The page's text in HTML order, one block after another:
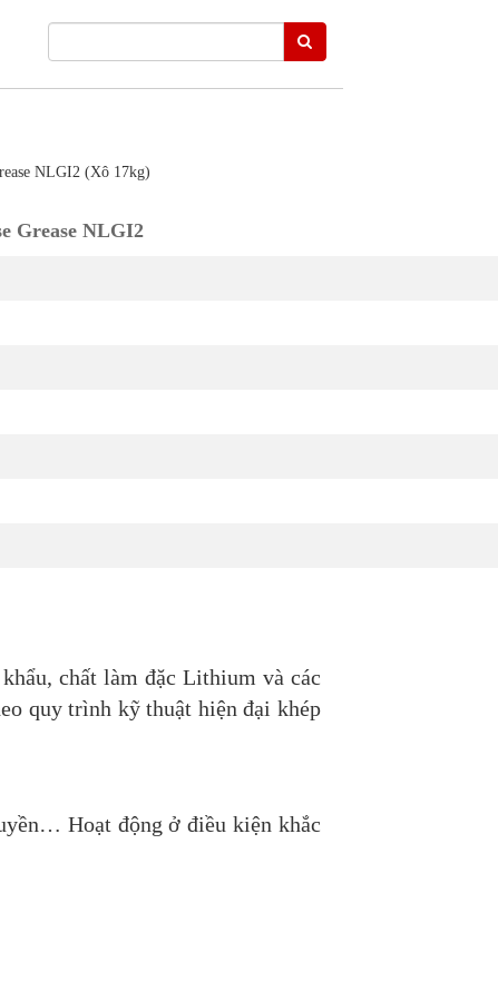
NLGI2 (Xô 17kg)
Grease NLGI2
chất làm đặc Lithium và các
quy trình kỹ thuật hiện đại khép
Hoạt động ở điều kiện khắc